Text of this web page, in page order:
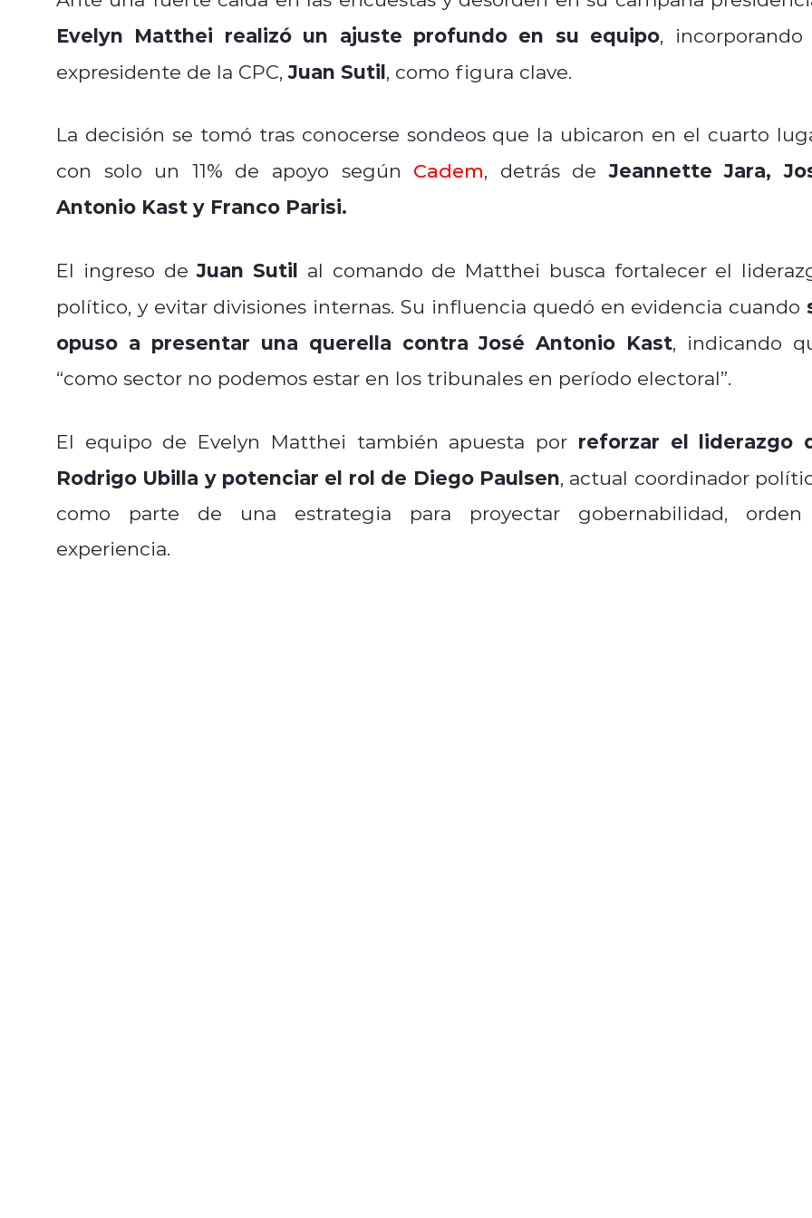
Evelyn Matthei realizó un ajuste profundo en su equipo, incorporando
expresidente de la CPC,Juan Sutil, como figura clave.
La decisión se tomó tras conocerse sondeos que la ubicaron en el cuarto
con solo un 11% de apoyo según Cadem, detrás deJeannette Jara,
Antonio Kast y Franco Parisi.
El ingreso deJuan Sutil al comando de Matthei busca fortalecer el
político, y evitar divisiones internas. Su influencia quedó en evidencia cuando
opuso a presentar una querella contra José Antonio Kast, indicando
“como sector no podemos estar en los tribunales en período electoral”.
El equipo de Evelyn Matthei también apuesta por reforzar el liderazgo
Rodrigo Ubilla y potenciar el rol de Diego Paulsen, actual coordinador
como parte de una estrategia para proyectar gobernabilidad,
experiencia.